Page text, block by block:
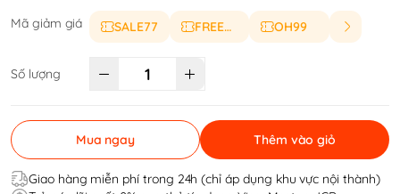
Mã giảm giá SALE77 FREESHIP OH99
Số lượng
Mua ngay Thêm vào giỏ
Giao hàng miễn phí trong 24h (chỉ áp dụng khu vực nội thành)